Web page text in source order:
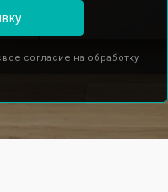
согласие на обработку